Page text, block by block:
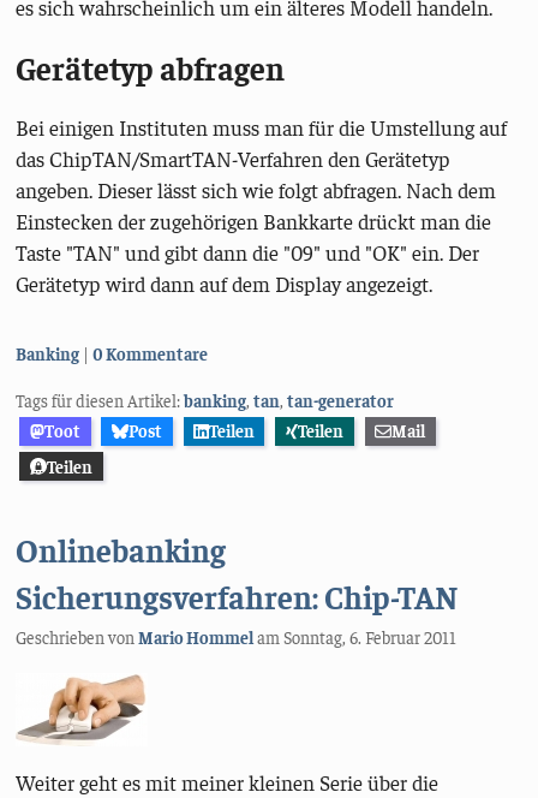
es sich wahrscheinlich um ein älteres Modell handeln.
Gerätetyp abfragen
Bei einigen Instituten muss man für die Umstellung auf
das ChipTAN/SmartTAN-Verfahren den Gerätetyp
angeben. Dieser lässt sich wie folgt abfragen. Nach dem
Einstecken der zugehörigen Bankkarte drückt man die
Taste "TAN" und gibt dann die "09" und "OK" ein. Der
Gerätetyp wird dann auf dem Display angezeigt.
Kategorien:
Banking 0 Kommentare
Tags für diesen Artikel:banking,tan,tan-generator
Toot
Post Teilen Teilen
Mail
Teilen
Onlinebanking
Sicherungsverfahren: Chip-TAN
Geschrieben vonMario HommelamSonntag, 6. Februar 2011
Weiter geht es mit meiner kleinen Serie über die